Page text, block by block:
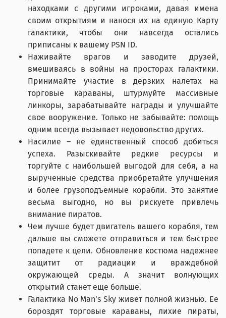
находками с другими игроками, давая имена
своим открытиям и нанося их на единую Карту
галактики, чтобы они навсегда остались
приписаны к вашему PSN ID.
Наживайте врагов и заводите друзей,
вмешиваясь в войны на просторах галактики.
Принимайте участие в дерзких налетах на
торговые караваны, штурмуйте массивные
линкоры, зарабатывайте награды и улучшайте
свое вооружение. Только не забывайте: помощь
одним всегда вызывает недовольство других.
Насилие – не единственный способ добиться
успеха. Разыскивайте редкие ресурсы и
торгуйте с наибольшей выгодой для себя, а на
вырученные средства приобретайте улучшения
и более грузоподъемные корабли. Это занятие
весьма выгодно, но вы рискуете привлечь
внимание пиратов.
Чем лучше будет двигатель вашего корабля, тем
дальше вы сможете отправиться и тем быстрее
попадете к цели. Обновление костюма надежнее
защитит от радиации и враждебной
окружающей среды. А значит волнующих
открытий станет еще больше.
Галактика No Man’s Sky живет полной жизнью. Ее
бороздят торговые караваны, лихие пираты,